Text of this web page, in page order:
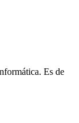
Es de